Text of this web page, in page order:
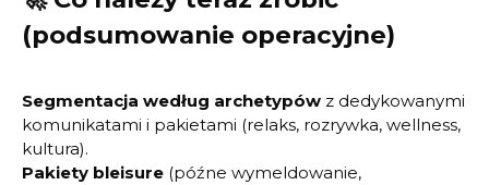
(podsumowanie operacyjne)
Segmentacja według archetypów z dedykowanymi
komunikatami i pakietami (relaks, rozrywka, wellness,
kultura).
Pakiety bleisure (późne wymeldowanie,